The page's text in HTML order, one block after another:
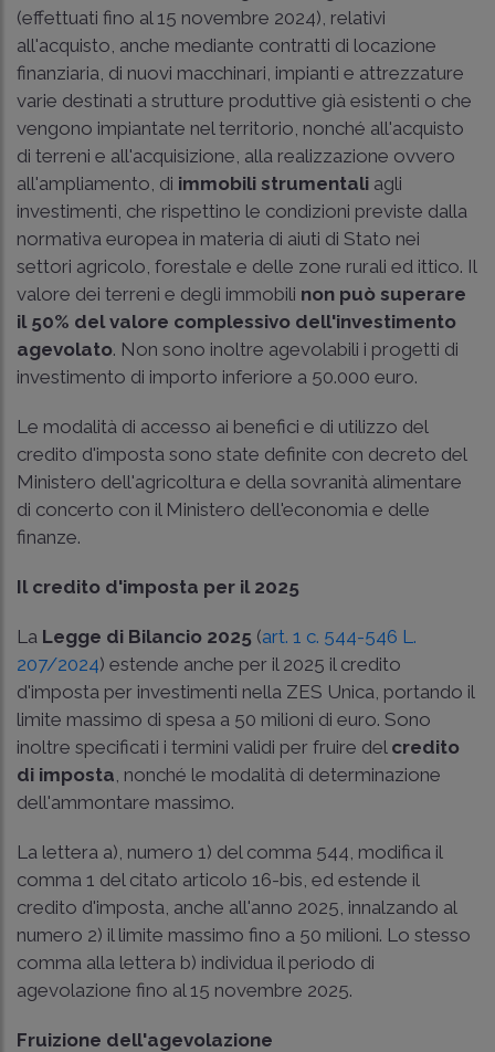
(effettuati fino al 15 novembre 2024), relativi
all'acquisto, anche mediante contratti di locazione
finanziaria, di nuovi macchinari, impianti e attrezzature
varie destinati a strutture produttive già esistenti o che
vengono impiantate nel territorio, nonché all'acquisto
di terreni e all'acquisizione, alla realizzazione ovvero
all'ampliamento, di immobili strumentali agli
investimenti, che rispettino le condizioni previste dalla
normativa europea in materia di aiuti di Stato nei
settori agricolo, forestale e delle zone rurali ed ittico. Il
valore dei terreni e degli immobili non può superare
il 50% del valore complessivo dell'investimento
agevolato. Non sono inoltre agevolabili i progetti di
investimento di importo inferiore a 50.000 euro.
Le modalità di accesso ai benefici e di utilizzo del
credito d'imposta sono state definite con decreto del
Ministero dell'agricoltura e della sovranità alimentare
di concerto con il Ministero dell'economia e delle
finanze.
Il credito d'imposta per il 2025
La Legge di Bilancio 2025 (art. 1 c. 544-546 L.
207/2024) estende anche per il 2025 il credito
d'imposta per investimenti nella ZES Unica, portando il
limite massimo di spesa a 50 milioni di euro. Sono
inoltre specificati i termini validi per fruire del credito
di imposta , nonché le modalità di determinazione
dell'ammontare massimo.
La lettera a), numero 1) del comma 544, modifica il
comma 1 del citato articolo 16-bis, ed estende il
credito d'imposta, anche all'anno 2025, innalzando al
numero 2) il limite massimo fino a 50 milioni. Lo stesso
comma alla lettera b) individua il periodo di
agevolazione fino al 15 novembre 2025.
Fruizione dell'agevolazione